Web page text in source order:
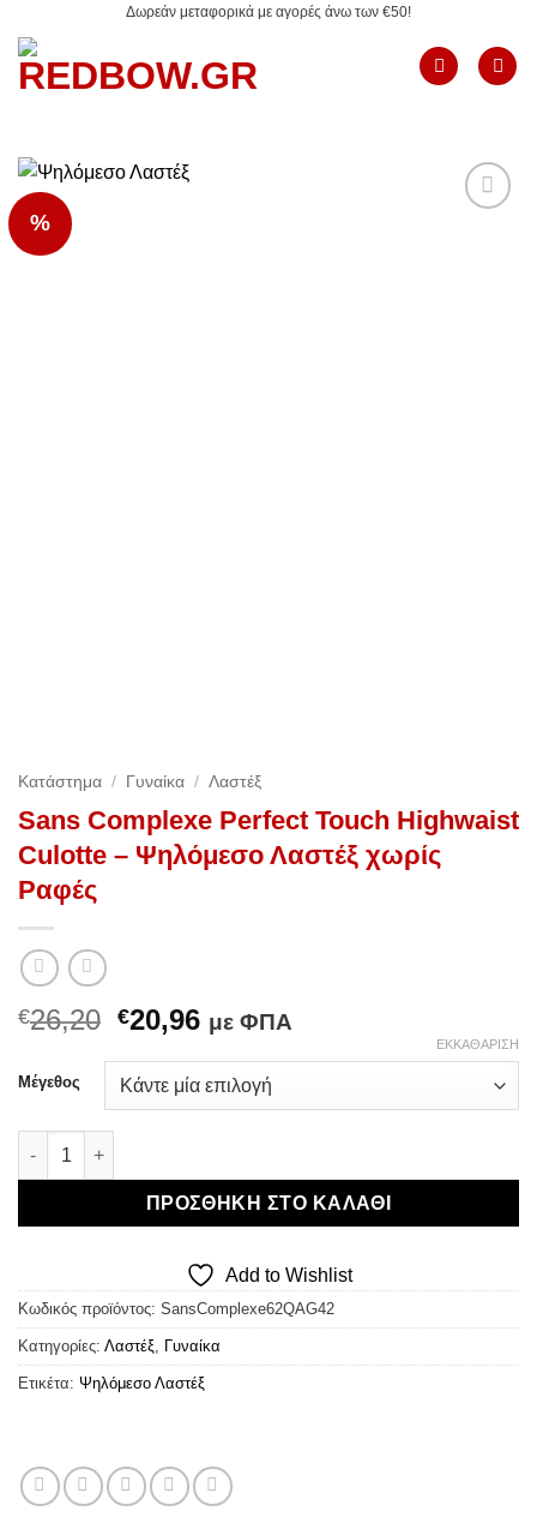
στο
περιεχόμενο
Δωρεάν μεταφορικά με αγορές άνω των €50!
%
Κατάστημα / Γυναίκα / Λαστέξ
Sans Complexe Perfect Touch Highwaist
Culotte – Ψηλόμεσο Λαστέξ χωρίς
Ραφές
€26,20 Original
was:
€26,20.
€20,96Η
τιμή
είναι:
με ΦΠΑ
Μέγεθος
ΕΚΚΑΘΆΡΙΣΗ
Sans Complexe Perfect Touch Highwaist Culotte - Ψηλόμεσο
ΠΡΟΣΘΉΚΗ ΣΤΟ ΚΑΛΆΘΙ
Add to Wishlist
Κωδικός προϊόντος: SansComplexe62QAG42
Κατηγορίες: Λαστέξ, Γυναίκα
Ετικέτα: Ψηλόμεσο Λαστέξ